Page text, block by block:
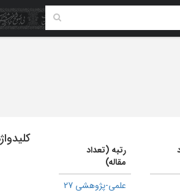
رتبه (تعداد
مقاله)
علمی-پژوهشی 27